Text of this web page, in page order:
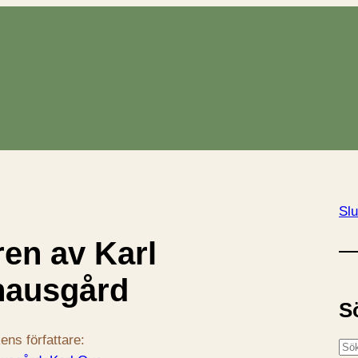
av Karl
författare:
S